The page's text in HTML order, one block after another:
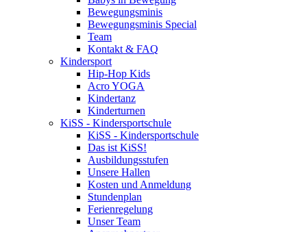
Bewegungsminis
Bewegungsminis Special
Team
Kontakt & FAQ
Kindersport
Hip-Hop Kids
Acro YOGA
Kindertanz
Kinderturnen
KiSS - Kindersportschule
KiSS - Kindersportschule
Das ist KiSS!
Ausbildungsstufen
Unsere Hallen
Kosten und Anmeldung
Stundenplan
Ferienregelung
Unser Team